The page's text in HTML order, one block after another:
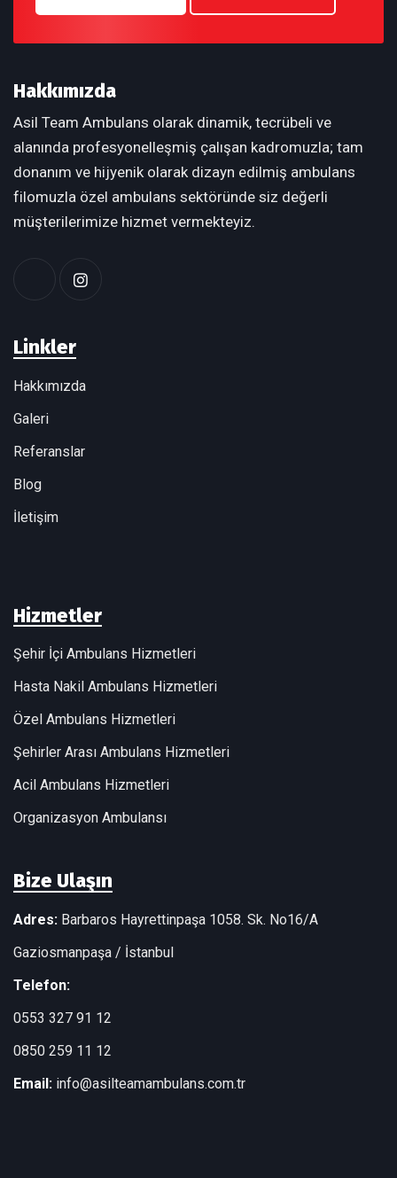
Hakkımızda
Asil Team Ambulans olarak dinamik, tecrübeli ve
alanında profesyonelleşmiş çalışan kadromuzla; tam
donanım ve hijyenik olarak dizayn edilmiş ambulans
filomuzla özel ambulans sektöründe siz değerli
müşterilerimize hizmet vermekteyiz.
Linkler
Hakkımızda
Galeri
Referanslar
Blog
İletişim
Hizmetler
Şehir İçi Ambulans Hizmetleri
Hasta Nakil Ambulans Hizmetleri
Özel Ambulans Hizmetleri
Şehirler Arası Ambulans Hizmetleri
Acil Ambulans Hizmetleri
Organizasyon Ambulansı
Bize Ulaşın
Adres: Barbaros Hayrettinpaşa 1058. Sk. No16/A
Gaziosmanpaşa / İstanbul
Telefon:
0553 327 91 12
0850 259 11 12
Email: info@asilteamambulans.com.tr